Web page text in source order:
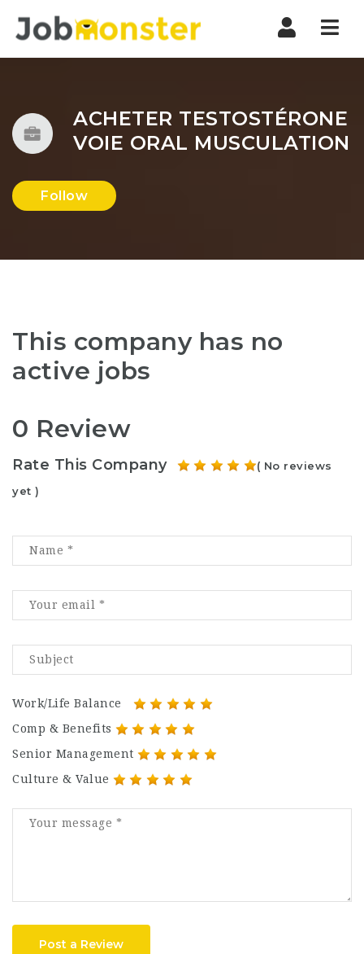
ACHETER TESTOSTÉRONE
VOIE ORAL MUSCULATION
Follow
This company has no
active jobs
0 Review
Rate This Company
( No reviews
yet )
Work/Life Balance
Comp & Benefits
Senior Management
Culture & Value
Post a Review